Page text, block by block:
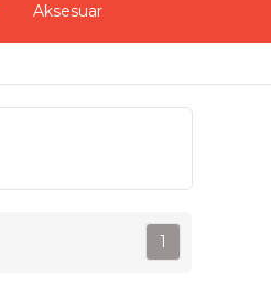
Aksesuar
1